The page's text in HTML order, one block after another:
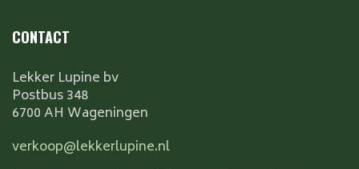
CONTACT
Lekker Lupine bv
Postbus 348
6700 AH Wageningen
verkoop@lekkerlupine.nl